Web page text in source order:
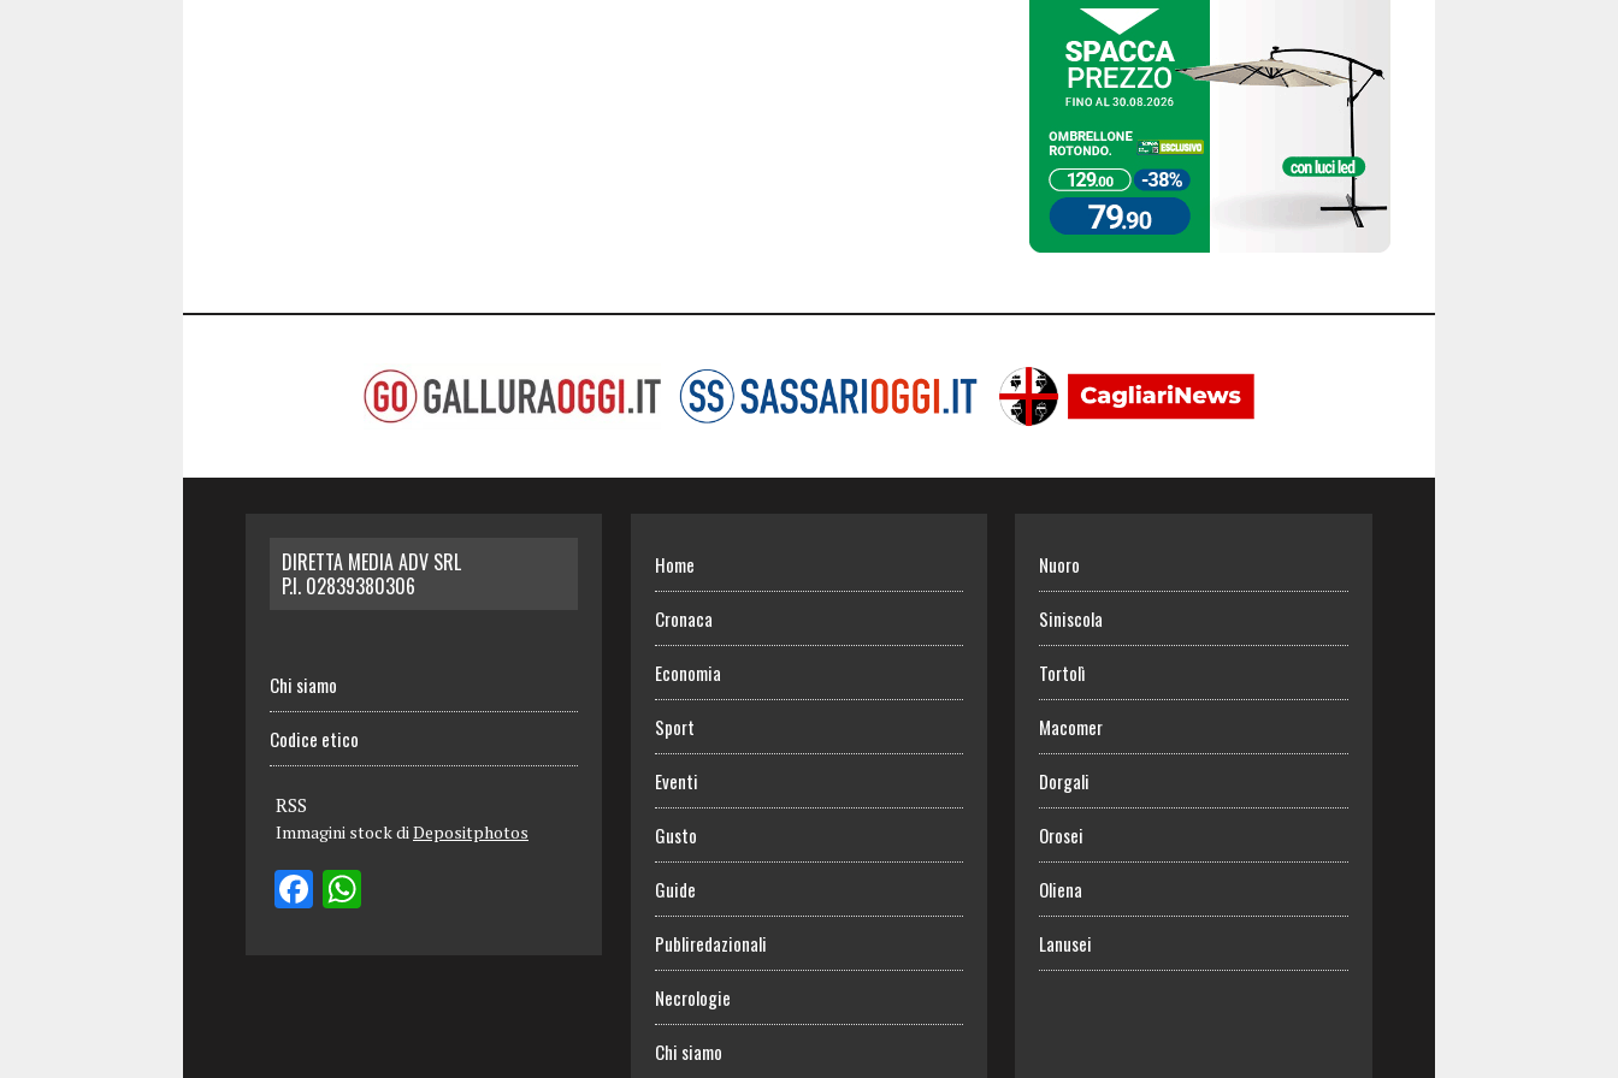
DIRETTA MEDIA ADV SRL
P.I. 02839380306
Chi siamo
Codice etico
RSS
Immagini stock diDepositphotos
Home
Cronaca
Economia
Sport
Eventi
Gusto
Guide
Publiredazionali
Necrologie
Chi siamo
Nuoro
Siniscola
Tortolì
Macomer
Dorgali
Orosei
Oliena
Lanusei